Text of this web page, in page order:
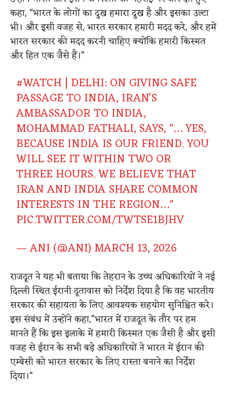
कहा, “भारत के लोगों का दुख हमारा दुख है और इसका उल्टा
भी। और इसी वजह से, भारत सरकार हमारी मदद करे, और हमें
भारत सरकार की मदद करनी चाहिए क्योंकि हमारी किस्मत
और हित एक जैसे हैं।”
#WATCH | DELHI: ON GIVING SAFE
PASSAGE TO INDIA, IRAN'S
AMBASSADOR TO INDIA,
MOHAMMAD FATHALI, SAYS, "… YES,
BECAUSE INDIA IS OUR FRIEND. YOU
WILL SEE IT WITHIN TWO OR
THREE HOURS. WE BELIEVE THAT
IRAN AND INDIA SHARE COMMON
INTERESTS IN THE REGION…"
PIC.TWITTER.COM/TWTSE1BJHV
— ANI (@ANI) MARCH 13, 2026
राजदूत ने यह भी बताया कि तेहरान के उच्च अधिकारियों ने नई
दिल्ली स्थित ईरानी दूतावास को निर्देश दिया है कि वह भारतीय
सरकार की सहायता के लिए आवश्यक सहयोग सुनिश्चित करे।
इस संबंध में उन्होंने कहा,”भारत में राजदूत के तौर पर हम
मानते हैं कि इस इलाके में हमारी किस्मत एक जैसी है और इसी
वजह से ईरान के सभी बड़े अधिकारियों ने भारत में ईरान की
एम्बेसी को भारत सरकार के लिए रास्ता बनाने का निर्देश
दिया।”